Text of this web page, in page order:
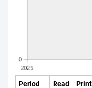
Period Read Print